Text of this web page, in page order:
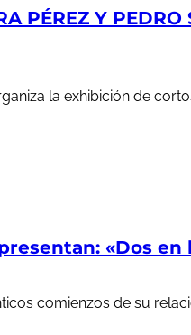
PÉREZ Y
la exhibición de
presentan: «Dos
comienzos de su